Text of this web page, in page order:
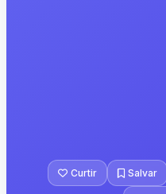
Curtir Salvar